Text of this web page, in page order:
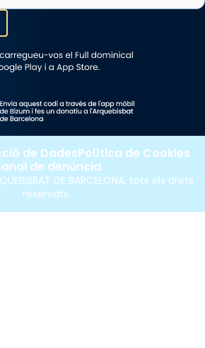
DE BARCELONA, tots els drets
reservats.
de DadesPolítica de Cookies
de denúncia